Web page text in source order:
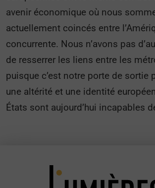
avenir économique où nous
actuellement coincés entre
concurrente. Nous n’avons pas
de resserrer les liens entre les
puisque c’est notre porte de sortie
une altérité et une identité
États sont aujourd’hui incapables